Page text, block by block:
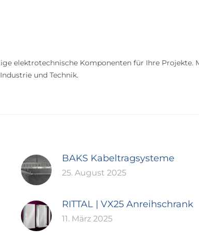
elektrotechnische Komponenten für Ihre
und Technik.
BAKS Kabeltragsysteme
25. August 2025
RITTAL | VX25 Anreihschrank
11. März 2025